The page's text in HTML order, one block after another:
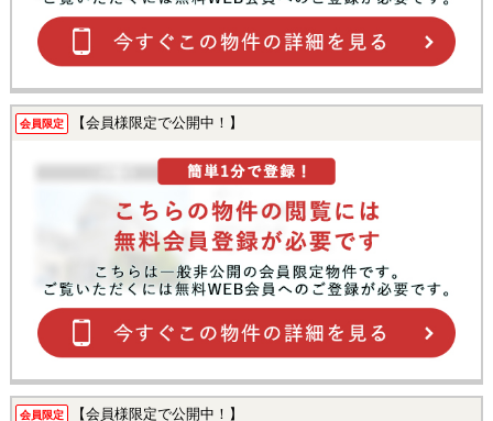
会員限定 【会員様限定で公開中！】
会員限定 【会員様限定で公開中！】